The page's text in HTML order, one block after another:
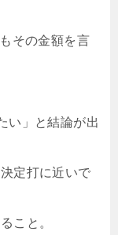
その金額を言
い」と結論が出
定打に近いで
こと。